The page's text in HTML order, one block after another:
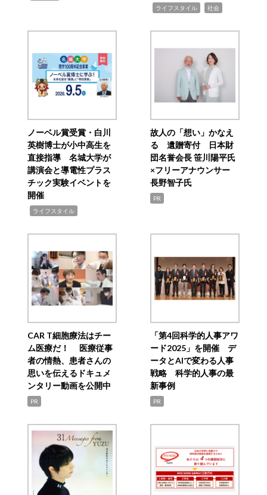
ライフスタイル 社会
ノーベル賞受賞・白川
英樹博士が小中高生を
直接指導 名城大学が
講演会と導電性プラス
チック実験イベントを
開催
ライフスタイル
故人の「想い」かなえ
る 遺贈寄付 日本財
団名誉会長 笹川陽平氏
×フリーアナウンサー
長野智子氏
PR
CAR T細胞療法はチー
ム医療だ！ 医療従事
者の情熱、患者さんの
思いを伝えるドキュメ
ンタリー動画を公開中
PR
「第4回科学的人事アワ
ード2025」を開催 デ
ータとAIで変わる人事
戦略 科学的人事の最
新事例
PR